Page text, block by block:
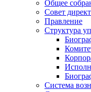
Общее
Совет
Правление
Структура
Система